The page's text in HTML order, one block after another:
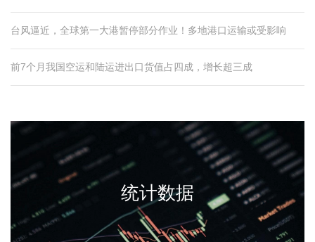
台风逼近，全球第一大港暂停部分作业！多地港口运输或受影响
前7个月我国空运和陆运进出口货值占四成，增长超三成
统计数据